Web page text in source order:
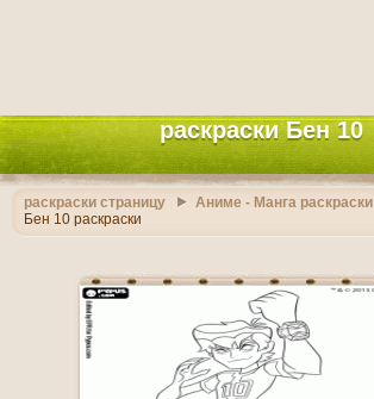
раскраски Бен 10
раскраски страницу
Аниме - Манга раскраски
Бен 10 раскраски